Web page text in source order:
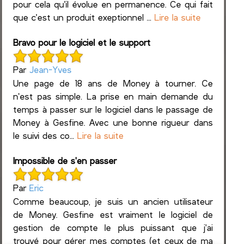
pour cela qu'il évolue en permanence. Ce qui fait
que c'est un produit exeptionnel ...Lire la suite
Bravo pour le logiciel et le support
Par Jean-Yves
Une page de 18 ans de Money à tourner. Ce
n'est pas simple. La prise en main demande du
temps à passer sur le logiciel dans le passage de
Money à Gesfine. Avec une bonne rigueur dans
le suivi des co...Lire la suite
Impossible de s'en passer
ParEric
Comme beaucoup, je suis un ancien utilisateur
de Money. Gesfine est vraiment le logiciel de
gestion de compte le plus puissant que j'ai
trouvé pour gérer mes comptes (et ceux de ma